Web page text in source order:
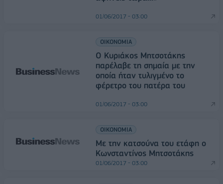
01/06/2017 - 03:00
ΟΙΚΟΝΟΜΙΑ
Ο Κυριάκος Μητσοτάκης
παρέλαβε τη σημαία με την
οποία ήταν τυλιγμένο το
φέρετρο του πατέρα του
01/06/2017 - 03:00
ΟΙΚΟΝΟΜΙΑ
Με την κατσούνα του ετάφη ο
Κωνσταντίνος Μητσοτάκης
01/06/2017 - 03:00